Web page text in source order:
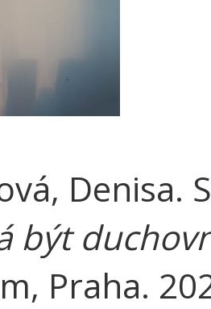
Denisa.
být
Praha.